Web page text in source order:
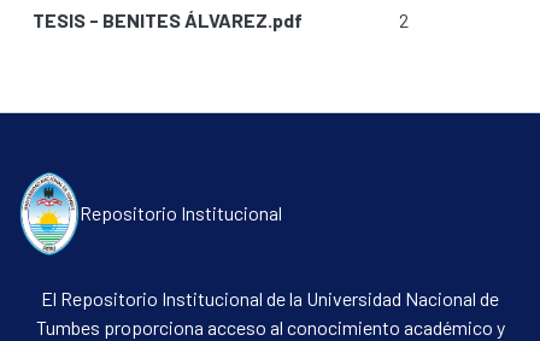
Communities & Collections
All of DSpace
Contacto
Políticas
TESIS - BENITES ÁLVAREZ.pdf 2
Repositorio Institucional
El Repositorio Institucional de la Universidad Nacional de
Tumbes proporciona acceso al conocimiento académico y